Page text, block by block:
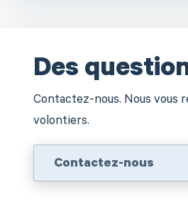
Des
Contactez-nous. Nous vous
volontiers.
Contactez-nous